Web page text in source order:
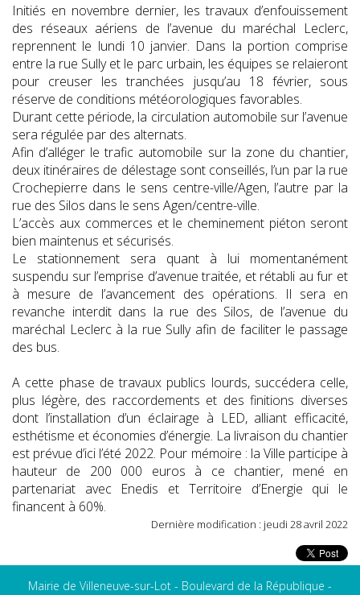
Initiés en novembre dernier, les travaux d’enfouissement
des réseaux aériens de l’avenue du maréchal Leclerc,
reprennent le lundi 10 janvier. Dans la portion comprise
entre la rue Sully et le parc urbain, les équipes se relaieront
pour creuser les tranchées jusqu’au 18 février, sous
réserve de conditions météorologiques favorables.
Durant cette période, la circulation automobile sur l’avenue
sera régulée par des alternats.
Afin d’alléger le trafic automobile sur la zone du chantier,
deux itinéraires de délestage sont conseillés, l’un par la rue
Crochepierre dans le sens centre-ville/Agen, l’autre par la
rue des Silos dans le sens Agen/centre-ville.
L’accès aux commerces et le cheminement piéton seront
bien maintenus et sécurisés.
Le stationnement sera quant à lui momentanément
suspendu sur l’emprise d’avenue traitée, et rétabli au fur et
à mesure de l’avancement des opérations. Il sera en
revanche interdit dans la rue des Silos, de l’avenue du
maréchal Leclerc à la rue Sully afin de faciliter le passage
des bus.
A cette phase de travaux publics lourds, succédera celle,
plus légère, des raccordements et des finitions diverses
dont l’installation d’un éclairage à LED, alliant efficacité,
esthétisme et économies d’énergie. La livraison du chantier
est prévue d’ici l’été 2022. Pour mémoire : la Ville participe à
hauteur de 200 000 euros à ce chantier, mené en
partenariat avec Enedis et Territoire d’Energie qui le
financent à 60%.
Dernière modification : jeudi 28 avril 2022
Mairie de Villeneuve-sur-Lot - Boulevard de la République -